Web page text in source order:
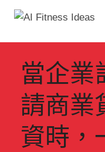
Skip
當企業
請商業
資時，